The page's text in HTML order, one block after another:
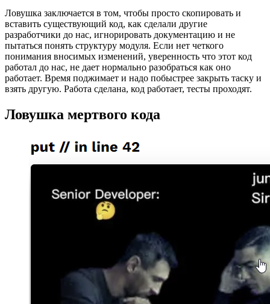
Ловушка заключается в том, чтобы просто скопировать и
вставить существующий код, как сделали другие
разработчики до нас, игнорировать документацию и не
пытаться понять структуру модуля. Если нет четкого
понимания вносимых изменений, уверенность что этот код
работал до нас, не дает нормально разобраться как оно
работает. Время поджимает и надо побыстрее закрыть таску и
взять другую. Работа сделана, код работает, тесты проходят.
Ловушка мертвого кода